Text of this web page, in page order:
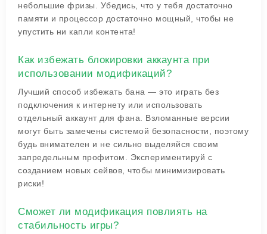
небольшие фризы. Убедись, что у тебя достаточно
памяти и процессор достаточно мощный, чтобы не
упустить ни капли контента!
Как избежать блокировки аккаунта при
использовании модификаций?
Лучший способ избежать бана — это играть без
подключения к интернету или использовать
отдельный аккаунт для фана. Взломанные версии
могут быть замечены системой безопасности, поэтому
будь внимателен и не сильно выделяйся своим
запредельным профитом. Экспериментируй с
созданием новых сейвов, чтобы минимизировать
риски!
Сможет ли модификация повлиять на
стабильность игры?